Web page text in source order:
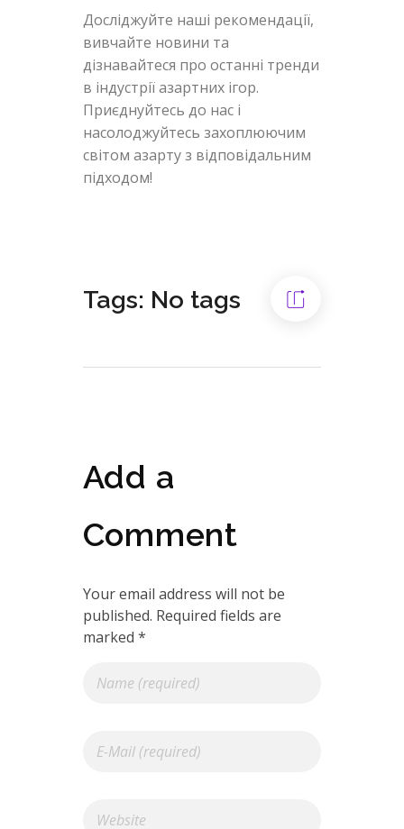
Досліджуйте наші рекомендації,
вивчайте новини та
дізнавайтеся про останні тренди
в індустрії азартних ігор.
Приєднуйтесь до нас і
насолоджуйтесь захоплюючим
світом азарту з відповідальним
підходом!
Tags: No tags
Add a
Comment
Your email address will not be
published. Required fields are
marked *